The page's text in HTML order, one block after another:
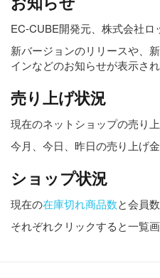
EC-CUBE開発元、株式会社ロ
新バージョンのリリースや、
インなどのお知らせが表示され
売り上げ状況
現在のネットショップの売り上
今月、今日、昨日の売り上げ
ショップ状況
現在の在庫切れ商品数と会員
それぞれクリックすると一覧画